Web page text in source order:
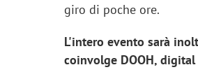
giro di poche ore.
L'intero evento sarà
coinvolge DOOH,